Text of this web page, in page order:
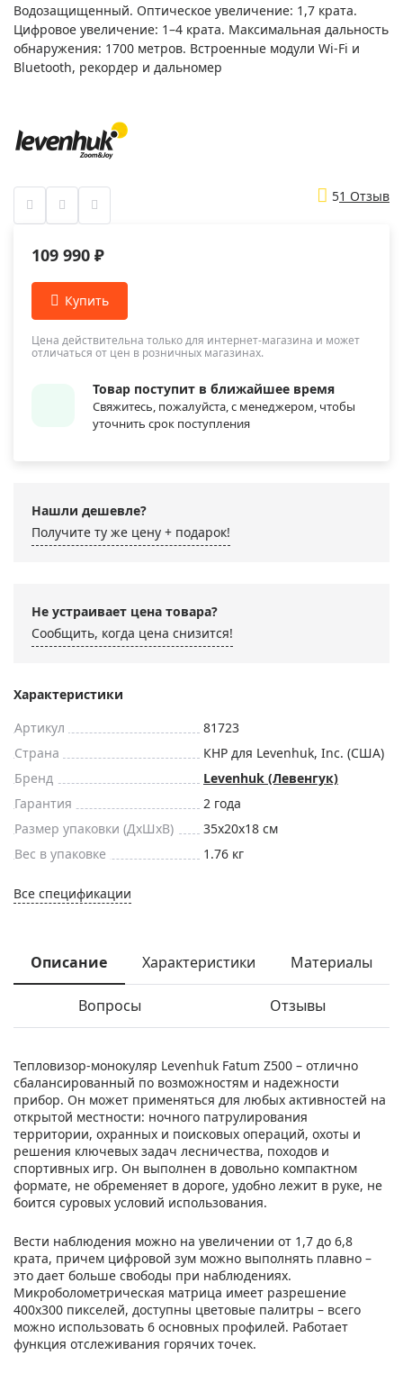
Водозащищенный. Оптическое увеличение: 1,7 крата.
Цифровое увеличение: 1–4 крата. Максимальная дальность
обнаружения: 1700 метров. Встроенные модули Wi-Fi и
Bluetooth, рекордер и дальномер
51 Отзыв
109 990 ₽
Цена действительна только для интернет-магазина и может
отличаться от цен в розничных магазинах.
Товар поступит в ближайшее время
Свяжитесь, пожалуйста, с менеджером, чтобы
уточнить срок поступления
Нашли дешевле?
Получите ту же цену + подарок!
Не устраивает цена товара?
Сообщить, когда цена снизится!
Характеристики
Артикул
81723
Страна
КНР для Levenhuk, Inc. (США)
Бренд
Levenhuk (Левенгук)
Гарантия
2 года
Размер упаковки (ДxШxВ)
35x20x18 см
Вес в упаковке
1.76 кг
Все спецификации
Описание Характеристики Материалы
Вопросы Отзывы
Тепловизор-монокуляр Levenhuk Fatum Z500 – отлично
сбалансированный по возможностям и надежности
прибор. Он может применяться для любых активностей на
открытой местности: ночного патрулирования
территории, охранных и поисковых операций, охоты и
решения ключевых задач лесничества, походов и
спортивных игр. Он выполнен в довольно компактном
формате, не обременяет в дороге, удобно лежит в руке, не
боится суровых условий использования.
Вести наблюдения можно на увеличении от 1,7 до 6,8
крата, причем цифровой зум можно выполнять плавно –
это дает больше свободы при наблюдениях.
Микроболометрическая матрица имеет разрешение
400x300 пикселей, доступны цветовые палитры – всего
можно использовать 6 основных профилей. Работает
функция отслеживания горячих точек.